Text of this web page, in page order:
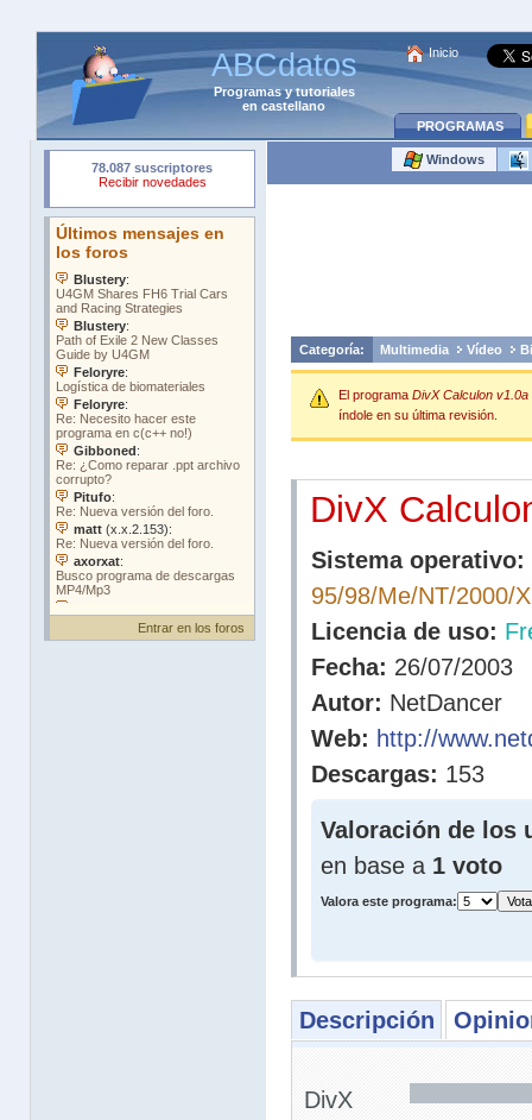
ABCdatos
Programasytutoriales
en castellano
Inicio
PROGRAMAS
Entrar en los foros
Windows
Categoría: Multimedia Vídeo
El programa DivX Calculon v1.0a
índole en su última revisión.
DivX
Sistema operativo:
95/98/Me/NT/2000/
Licencia de uso:
Fecha: 26/07/2003
Autor: NetDancer
Web: http://
Descargas: 153
Valoración de los
en base a 1 voto
Valora este programa:
Descripción
DivX